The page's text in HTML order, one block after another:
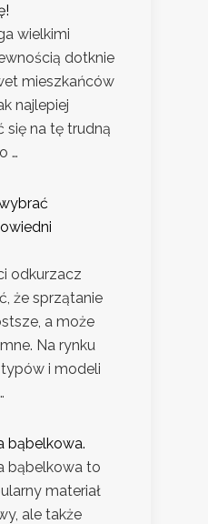
wielkimi
dotknie
mieszkańców
najlepiej
na tę trudną
…
odkurzacz
że sprzątanie
a może
Na rynku
i modeli
bąbelkowa.
bąbelkowa to
materiał
ale także